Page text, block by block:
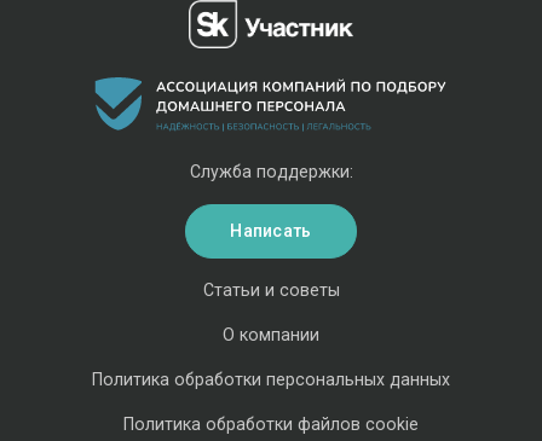
Статьи и советы
О компании
Политика обработки персональных данных
Политика обработки файлов cookie
Служба поддержки:
Написать